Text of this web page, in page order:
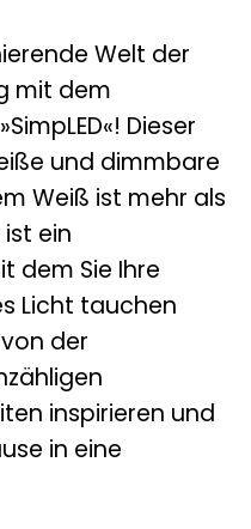
Welt der
mit dem
Dieser
und dimmbare
Weiß ist mehr als
ein
dem Sie Ihre
Licht tauchen
der
inspirieren und
in eine